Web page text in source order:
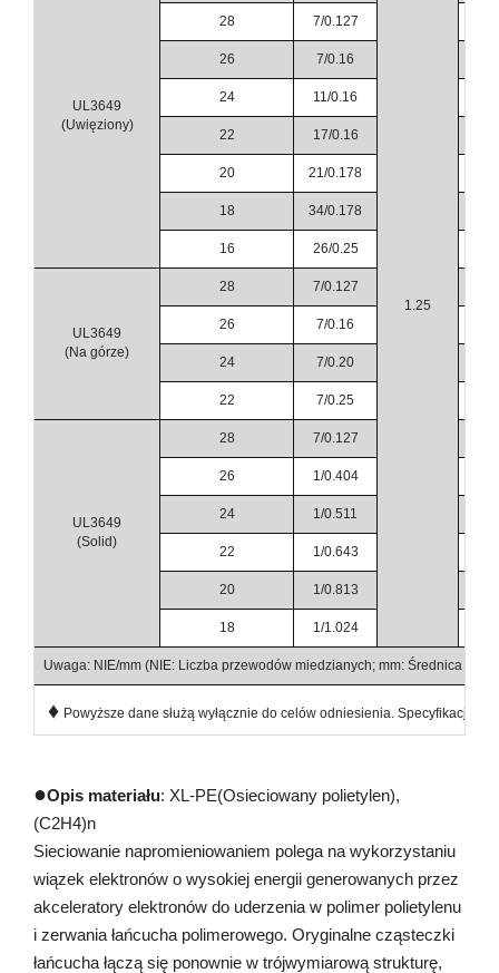
UL3649
(Uwięziony)
1.25
28 7/0.127
26 7/0.16
24 11/0.16
22 17/0.16
20 21/0.178
18 34/0.178
16 26/0.25
UL3649
(Na górze)
28 7/0.127
26 7/0.16
24 7/0.20
22 7/0.25
UL3649
(Solid)
28 7/0.127
26 1/0.404
24 1/0.511
22 1/0.643
20 1/0.813
18 1/1.024
Uwaga: NIE/mm (NIE: Liczba przewodów miedzianych; mm: Średnica
♦ Powyższe dane służą wyłącznie do celów odniesienia. Specyfikacje
●Opis materiału: XL-PE(Osieciowany polietylen),
(C2H4)n
Sieciowanie napromieniowaniem polega na wykorzystaniu
wiązek elektronów o wysokiej energii generowanych przez
akceleratory elektronów do uderzenia w polimer polietylenu
i zerwania łańcucha polimerowego. Oryginalne cząsteczki
łańcucha łączą się ponownie w trójwymiarową strukturę,